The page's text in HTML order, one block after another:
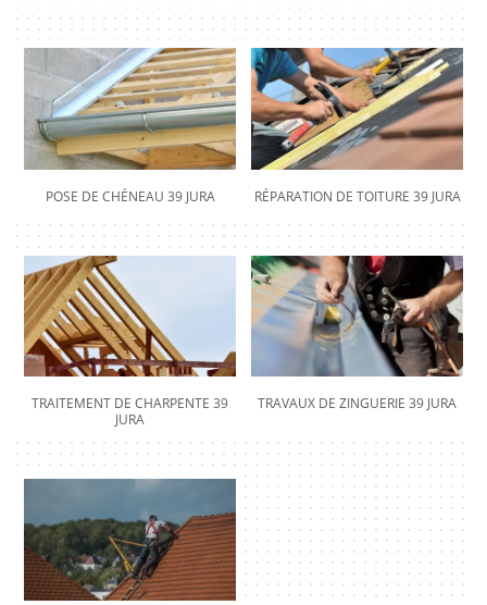
POSE DE CHÉNEAU 39 JURA RÉPARATION DE TOITURE 39 JURA
TRAITEMENT DE CHARPENTE 39
JURA
TRAVAUX DE ZINGUERIE 39 JURA